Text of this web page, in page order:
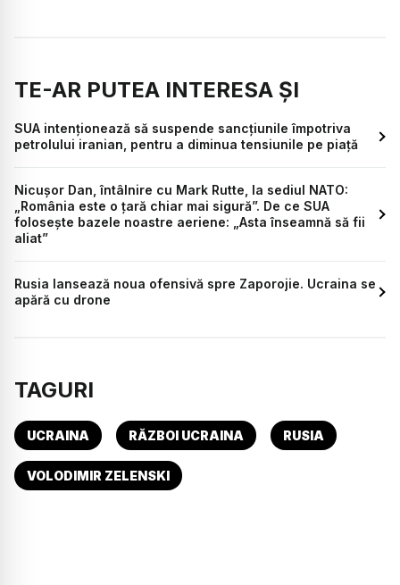
TE-AR PUTEA INTERESA ȘI
SUA intenționează să suspende sancțiunile împotriva
petrolului iranian, pentru a diminua tensiunile pe piață
Nicușor Dan, întâlnire cu Mark Rutte, la sediul NATO:
„România este o țară chiar mai sigură”. De ce SUA
folosește bazele noastre aeriene: „Asta înseamnă să fii
aliat”
Rusia lansează noua ofensivă spre Zaporojie. Ucraina se
apără cu drone
TAGURI
UCRAINA RĂZBOI UCRAINA RUSIA
VOLODIMIR ZELENSKI